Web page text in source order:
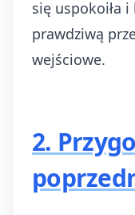
się uspokoiła
prawdziwą
wejściowe.
2.